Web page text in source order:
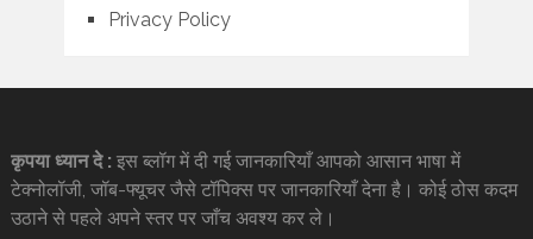
Privacy Policy
कृपया ध्यान दे : इस ब्लॉग में दी गई जानकारियाँ आपको आसान भाषा में
टेक्नोलॉजी, जॉब-फ्यूचर जैसे टॉपिक्स पर जानकारियाँ देना है। कोई ठोस कदम
उठाने से पहले अपने स्तर पर जाँच अवश्य कर ले।